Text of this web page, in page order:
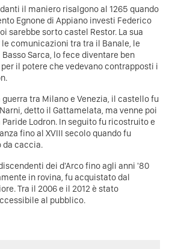
il maniero risalgono al 1265 quando
Egnone di Appiano investi Federico
sarebbe sorto castel Restor. La sua
comunicazioni tra tra il Banale, le
Sarca, lo fece diventare ben
il potere che vedevano contrapposti i
guerra tra Milano e Venezia, il castello fu
detto il Gattamelata, ma venne poi
Lodron. In seguito fu ricostruito e
fino al XVIII secolo quando fu
da caccia.
dei d'Arco fino agli anni '80
in rovina, fu acquistato dal
Tra il 2006 e il 2012 è stato
al pubblico.